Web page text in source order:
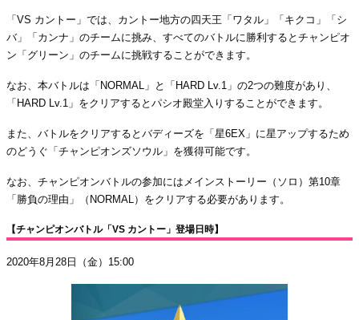
「VS カントー」では、カントー地方の四天王「ワタル」「キクコ」「シ
バ」「カンナ」のチームに挑み、すべてのバトルに勝利するとチャンピオ
ン「グリーン」のチームに挑戦することができます。
なお、本バトルは「NORMAL」と「HARD Lv.1」の2つの難度があり、
「HARD Lv.1」をクリアするとパシオ殿堂入りすることができます。
また、バトルをクリアするとバディーズを「星6EX」に星アップするため
のどうぐ「チャンピオンズソウル」を獲得可能です。
なお、チャンピオンバトルの参加にはメインストーリー（ソロ）第10章
「勝負の理由」（NORMAL）をクリアする必要があります。
【チャンピオンバトル「VS カントー」登場日時】
2020年8月28日（金）15:00